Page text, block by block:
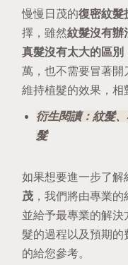
慢慢日茂的復密紋髮
擇，雖然紋髮沒有辦
真髮沒有太大的區別
萬，也不需要冒著
維持植髮的效果，相
衍生閱讀： 紋髮
髮
如果想要進一步了解
茂 ，我們將由專業
並給予最專業的解
髮的過程以及預期的
的給您參考。